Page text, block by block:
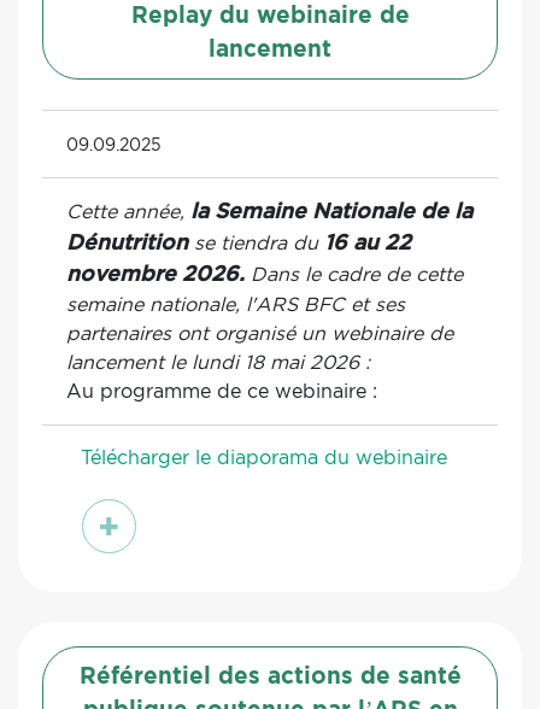
Replay du webinaire de
lancement
09.09.2025
Cette année, la Semaine Nationale de la
Dénutritionse tiendra du 16 au 22
novembre 2026. Dans le cadre de cette
semaine nationale, l'ARS BFC et ses
partenaires ont organisé un webinaire de
lancement le lundi 18 mai 2026 :
Au programme de ce webinaire :
Télécharger le diaporama du webinaire
voir
Référentiel des actions de santé